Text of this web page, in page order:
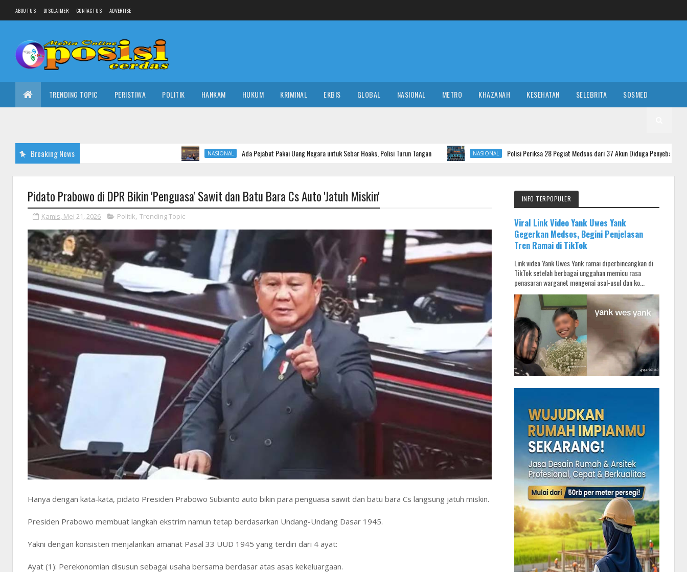
ABOUT US DISCLAIMER CONTACT US ADVERTISE
TRENDING TOPIC PERISTIWA POLITIK HANKAM HUKUM KRIMINAL EKBIS GLOBAL NASIONAL METRO KHAZANAH KESEHATAN SELEBRITA SOSMED
Breaking News NASIONAL Ada Pejabat Pakai Uang Negara untuk Sebar Hoaks, Polisi Turun Tangan NASIONAL Polisi Periksa 28 Pegiat Medsos dari 37 Akun Diduga Penyebar Hoaks Agustus, 9
Pidato Prabowo di DPR Bikin 'Penguasa' Sawit dan Batu Bara Cs Auto 'Jatuh Miskin'
Kamis, Mei 21, 2026 Politik, Trending Topic
Hanya dengan kata-kata, pidato Presiden Prabowo Subianto auto bikin para penguasa sawit dan batu bara Cs langsung jatuh miskin.
Presiden Prabowo membuat langkah ekstrim namun tetap berdasarkan Undang-Undang Dasar 1945.
Yakni dengan konsisten menjalankan amanat Pasal 33 UUD 1945 yang terdiri dari 4 ayat:
Ayat (1): Perekonomian disusun sebagai usaha bersama berdasar atas asas kekeluargaan.
INFO TERPOPULER
Viral Link Video Yank Uwes Yank
Gegerkan Medsos, Begini Penjelasan
Tren Ramai di TikTok
Link video Yank Uwes Yank ramai diperbincangkan di
TikTok setelah berbagai unggahan memicu rasa
penasaran warganet mengenai asal-usul dan ko...